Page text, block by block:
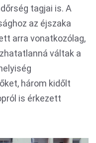
tagjai is. A
az éjszaka
arra vonatkozólag,
váltak a
három kidőlt
is érkezett